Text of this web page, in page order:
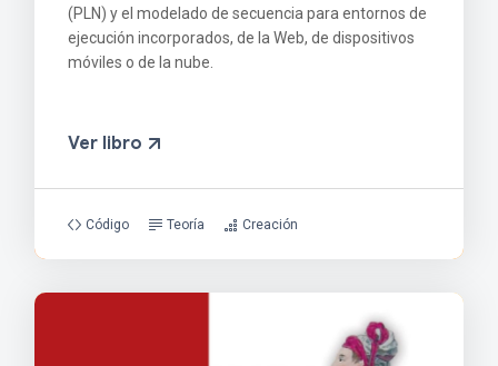
(PLN) y el modelado de secuencia para entornos de
ejecución incorporados, de la Web, de dispositivos
móviles o de la nube.
Ver libro
Código Teoría Creación